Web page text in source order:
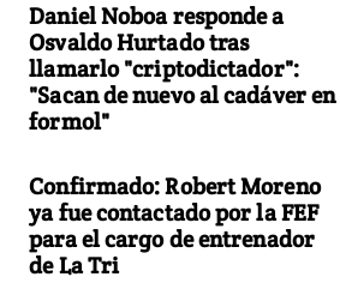
Daniel Noboa responde a
Osvaldo Hurtado tras
llamarlo "criptodictador":
"Sacan de nuevo al cadáver en
formol"
Confirmado: Robert Moreno
ya fue contactado por la FEF
para el cargo de entrenador
de La Tri